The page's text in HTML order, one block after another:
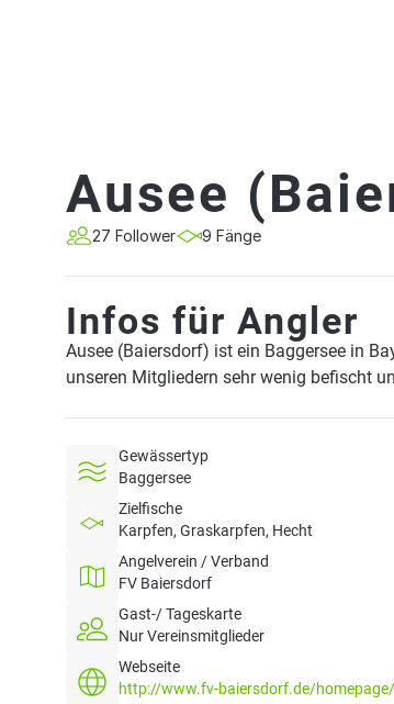
Ausee
27 Follower 9 Fänge
Infos für Angler
Ausee (Baiersdorf) ist ein Baggersee in
unseren Mitgliedern sehr wenig befischt
Gewässertyp
Baggersee
Zielfische
Karpfen, Graskarpfen, Hecht
Angelverein / Verband
FV Baiersdorf
Gast-/ Tageskarte
Nur Vereinsmitglieder
Webseite
http://www.fv-baiersdorf.de/